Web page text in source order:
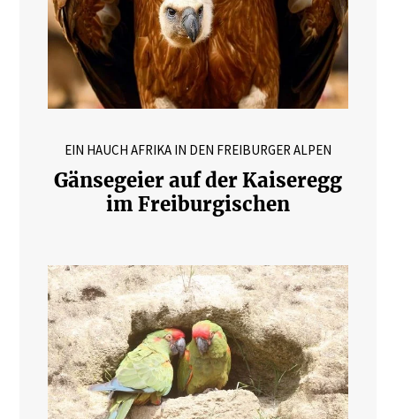
EIN HAUCH AFRIKA IN DEN FREIBURGER ALPEN
Gänsegeier auf der Kaiseregg
im Freiburgischen